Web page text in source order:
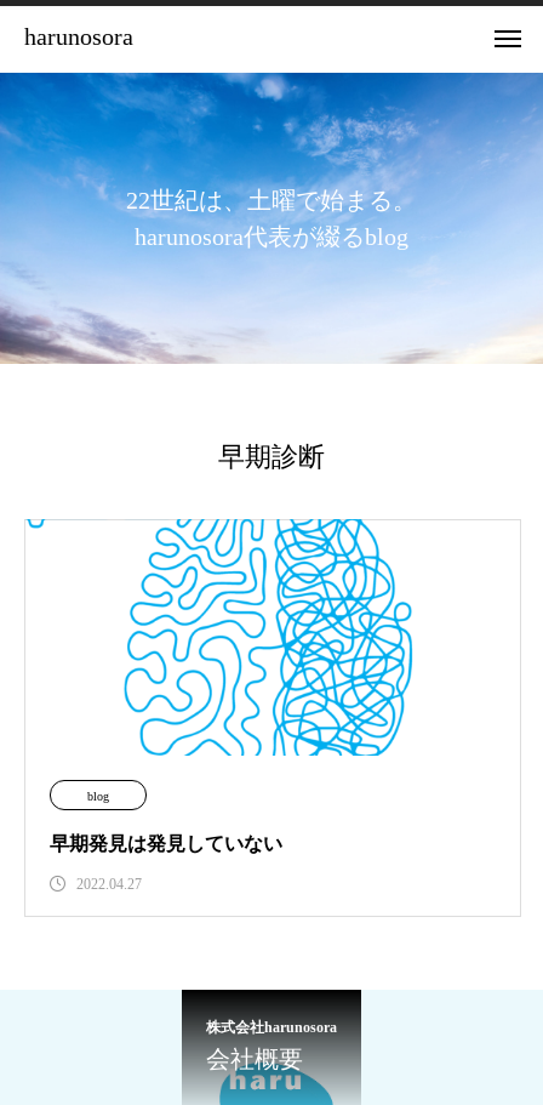
harunosora
22世紀は、土曜で始まる。
harunosora代表が綴るblog
早期診断
blog
早期発見は発見していない
2022.04.27
株式会社harunosora
会社概要